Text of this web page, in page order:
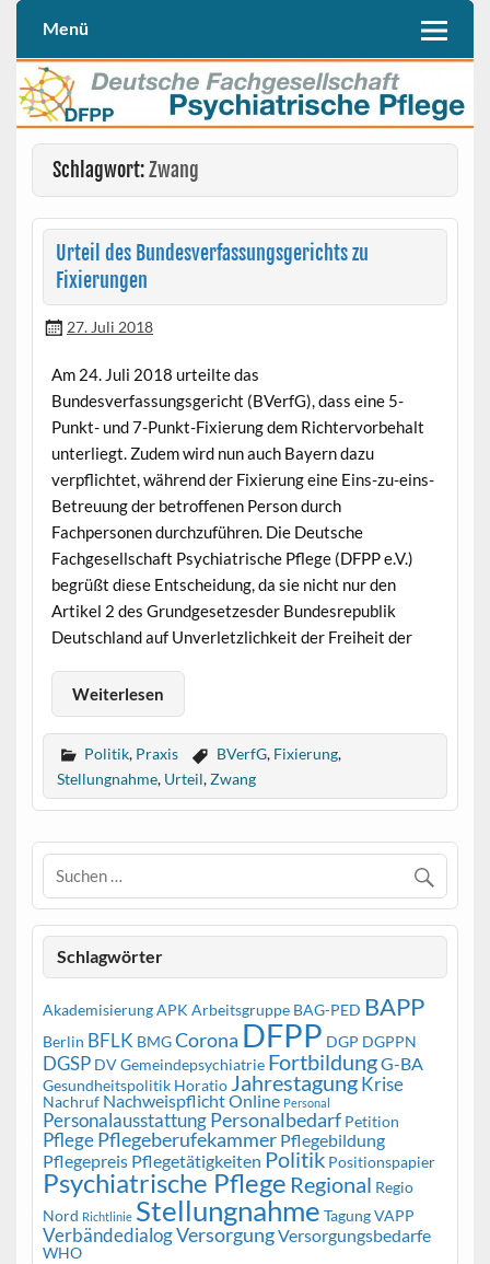
Skip
contentDFPP
Deutschen Fachgesellschaft Psychiatrische Pflege (DFPP e. V.)
Menü
Schlagwort:Zwang
Urteil des Bundesverfassungsgerichts zu
Fixierungen
27. Juli 2018
Am 24. Juli 2018 urteilte das
Bundesverfassungsgericht (BVerfG), dass eine 5-
Punkt- und 7-Punkt-Fixierung dem Richtervorbehalt
unterliegt. Zudem wird nun auch Bayern dazu
verpflichtet, während der Fixierung eine Eins-zu-eins-
Betreuung der betroffenen Person durch
Fachpersonen durchzuführen. Die Deutsche
Fachgesellschaft Psychiatrische Pflege (DFPP e.V.)
begrüßt diese Entscheidung, da sie nicht nur den
Artikel 2 des Grundgesetzesder Bundesrepublik
Deutschland auf Unverletzlichkeit der Freiheit der
Weiterlesen
Politik, Praxis BVerfG, Fixierung,
Stellungnahme, Urteil,Zwang
Schlagwörter
AkademisierungAPK Arbeitsgruppe BAG-PED BAPP
Berlin BFLK BMGCorona DFPP DGP DGPPN
DGSP DV Gemeindepsychiatrie FortbildungG-BA
Gesundheitspolitik Horatio JahrestagungKrise
Nachruf NachweispflichtOnline Personal
PersonalausstattungPersonalbedarf Petition
PflegePflegeberufekammer Pflegebildung
Pflegepreis Pflegetätigkeiten Politik Positionspapier
Psychiatrische Pflege Regional Regio
Nord Richtlinie Stellungnahme TagungVAPP
VerbändedialogVersorgungVersorgungsbedarfe
WHO